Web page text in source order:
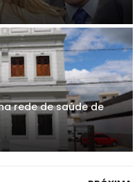
rede de saúde de